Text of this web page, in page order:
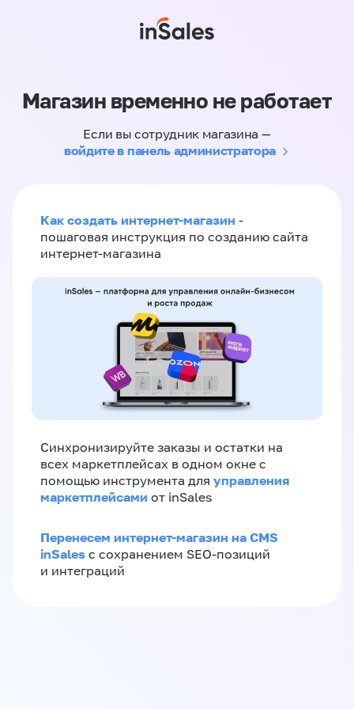
Магазин временно не работает
Если вы сотрудник магазина —
войдите в панель администратора
Как создать интернет-магазин -
пошаговая инструкция по созданию сайта
интернет-магазина
Синхронизируйте заказы и остатки на
всех маркетплейсах в одном окне с
помощью инструмента для управления
маркетплейсами от inSales
Перенесем интернет-магазин на CMS
inSales с сохранением SEO-позиций
и интеграций